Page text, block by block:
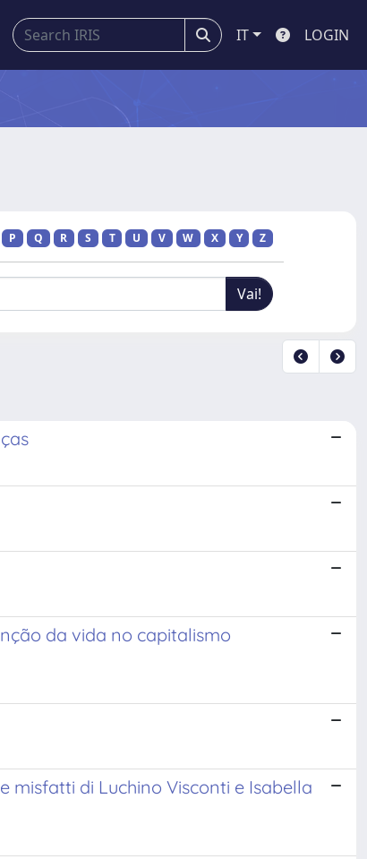
IT LOGIN
P Q R S T U V W X Y Z
da vida no capitalismo
misfatti di Luchino Visconti e Isabella